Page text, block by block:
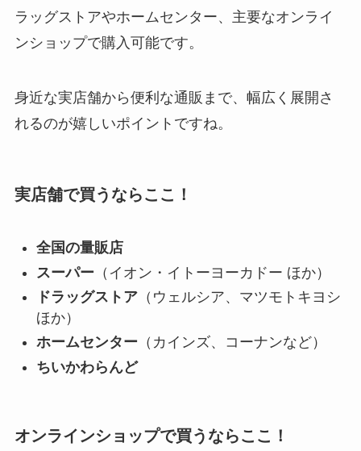
ラッグストアやホームセンター、主要なオンライ
ンショップで購入可能です。
身近な実店舗から便利な通販まで、幅広く展開さ
れるのが嬉しいポイントですね。
実店舗で買うならここ！
全国の量販店
スーパー （イオン・イトーヨーカドー ほか）
ドラッグストア（ウェルシア、マツモトキヨシ
ほか）
ホームセンター （カインズ、コーナンなど）
ちいかわらんど
オンラインショップで買うならここ！